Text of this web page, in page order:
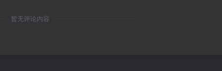
暂无评论内容